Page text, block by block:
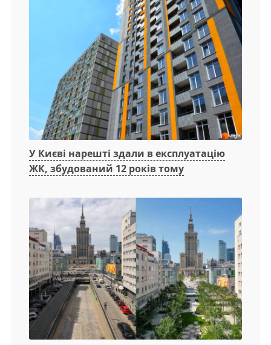
У Києві нарешті здали в експлуатацію
ЖК, збудований 12 років тому